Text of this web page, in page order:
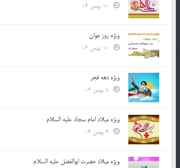
ویژه روز جوان
ویژه دهه فجر
ویژه میلاد امام سجاد علیه السلام
ویژه میلاد حضرت ابوالفضل علیه السلام